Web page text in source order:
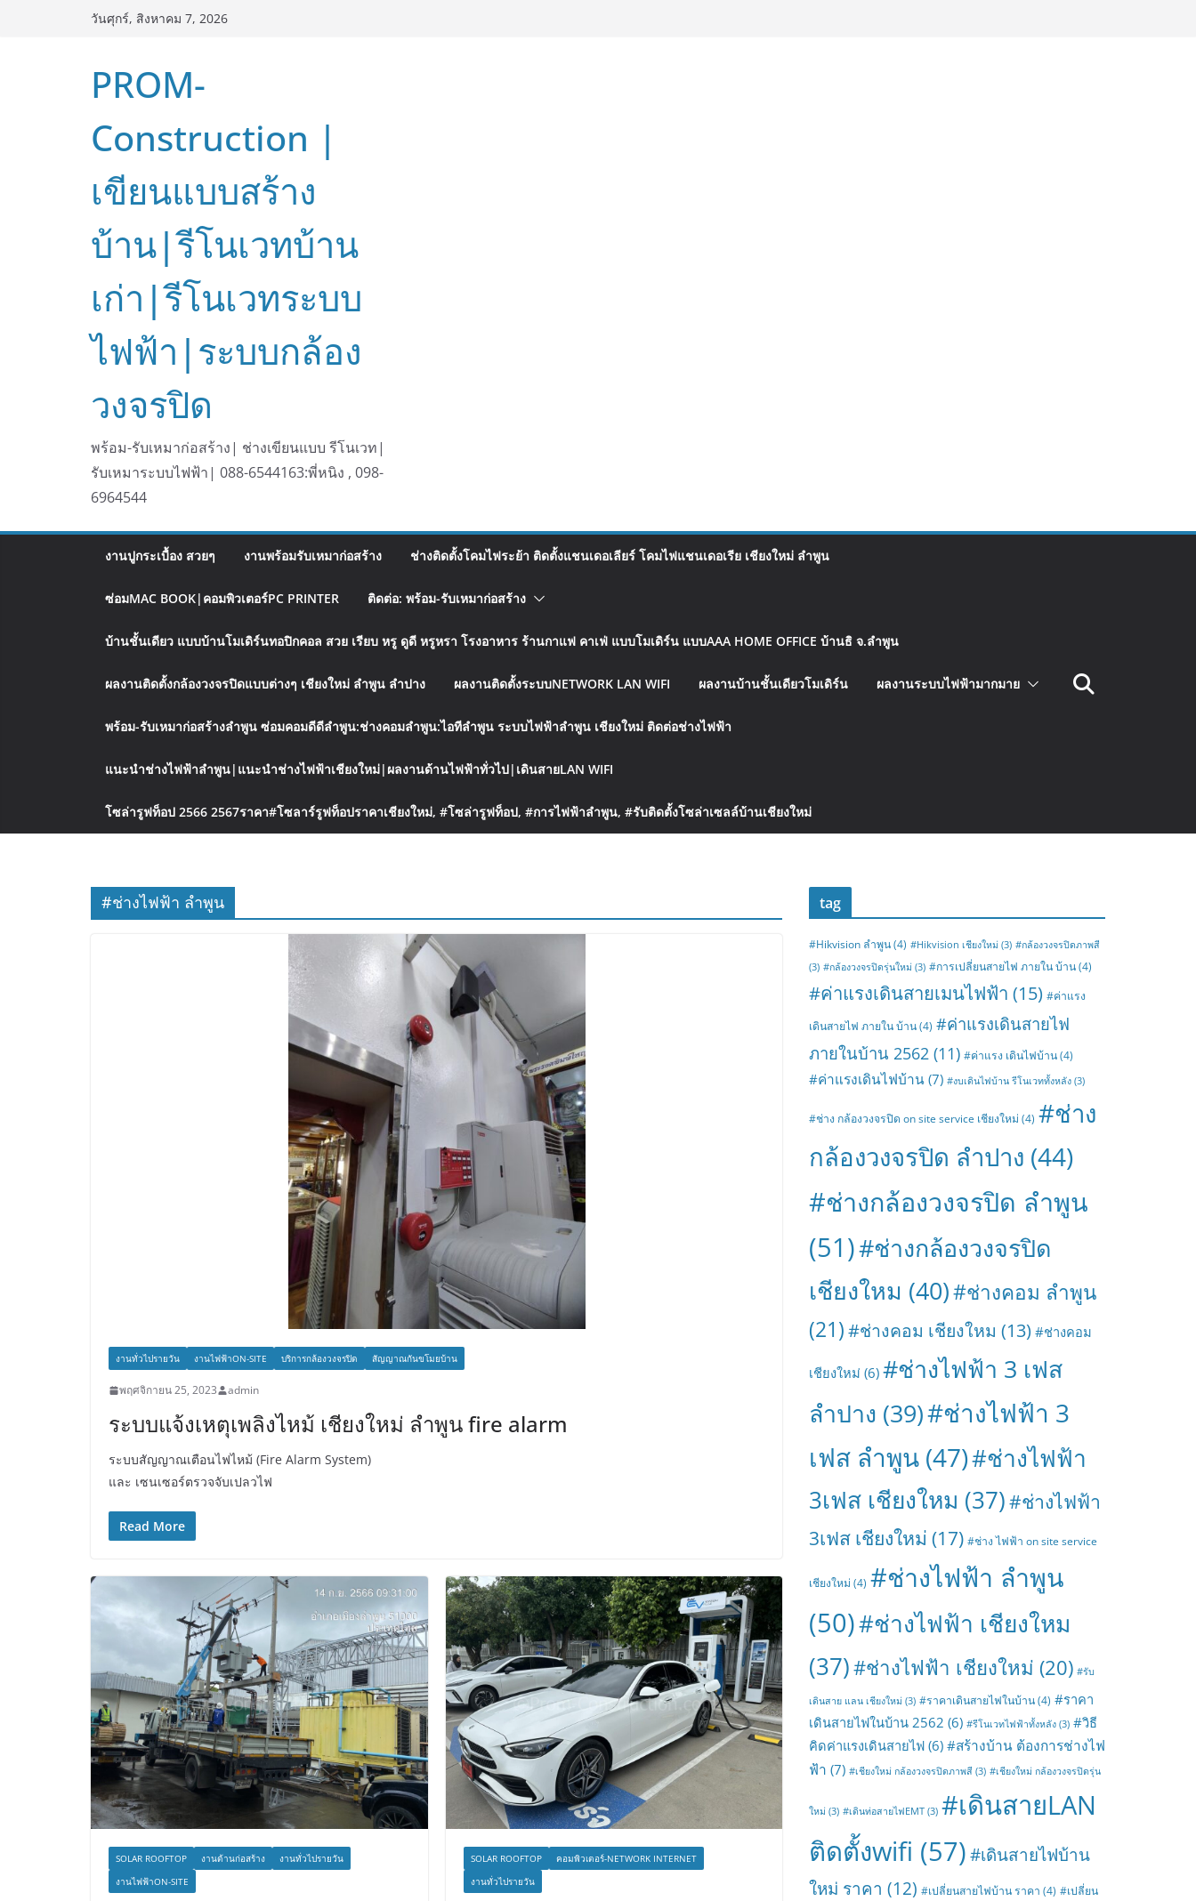
วันศุกร์, สิงหาคม 7, 2026
PROM-
Construction |
เขียนแบบสร้าง
บ้าน|รีโนเวทบ้าน
เก่า|รีโนเวทระบบ
ไฟฟ้า|ระบบกล้อง
วงจรปิด
พร้อม-รับเหมาก่อสร้าง| ช่างเขียนแบบ รีโนเวท|
รับเหมาระบบไฟฟ้า| 088-6544163:พี่หนิง , 098-
6964544
งานปูกระเบื้อง สวยๆ งานพร้อมรับเหมาก่อสร้าง ช่างติดตั้งโคมไฟระย้า ติดตั้งแชนเดอเลียร์ โคมไฟแชนเดอเรีย เชียงใหม่ ลำพูน
ซ่อมMAC BOOK|คอมพิวเตอร์PC PRINTER ติดต่อ: พร้อม-รับเหมาก่อสร้าง
บ้านชั้นเดียว แบบบ้านโมเดิร์นทอปิกคอล สวย เรียบ หรู ดูดี หรูหรา โรงอาหาร ร้านกาแฟ คาเฟ่ แบบโมเดิร์น แบบAAA HOME OFFICE บ้านธิ จ.ลำพูน
ผลงานติดตั้งกล้องวงจรปิดแบบต่างๆ เชียงใหม่ ลำพูน ลำปาง ผลงานติดตั้งระบบNETWORK LAN WIFI ผลงานบ้านชั้นเดียวโมเดิร์น ผลงานระบบไฟฟ้ามากมาย
พร้อม-รับเหมาก่อสร้างลำพูน ซ่อมคอมดีดีลำพูน:ช่างคอมลำพูน:ไอทีลำพูน ระบบไฟฟ้าลำพูน เชียงใหม่ ติดต่อช่างไฟฟ้า
แนะนำช่างไฟฟ้าลำพูน|แนะนำช่างไฟฟ้าเชียงใหม่|ผลงานด้านไฟฟ้าทั่วไป|เดินสายLAN WIFI
โซล่ารูฟท็อป 2566 2567ราคา#โซลาร์รูฟท็อปราคาเชียงใหม่, #โซล่ารูฟท็อป, #การไฟฟ้าลำพูน, #รับติดตั้งโซล่าเซลล์บ้านเชียงใหม่
#ช่างไฟฟ้า ลำพูน
งานทั่วไปรายวัน งานไฟฟ้าON-SITE บริการกล้องวงจรปิด สัญญาณกันขโมยบ้าน
พฤศจิกายน 25, 2023 admin
ระบบแจ้งเหตุเพลิงไหม้ เชียงใหม่ ลำพูน fire alarm
ระบบสัญญาณเตือนไฟไหม้ (Fire Alarm System)
และ เซนเซอร์ตรวจจับเปลวไฟ
Read More
SOLAR ROOFTOP งานด้านก่อสร้าง
งานทั่วไปรายวัน
งานไฟฟ้าON-SITE
SOLAR ROOFTOP
คอมพิวเตอร์-NETWORK INTERNET
งานทั่วไปรายวัน
tag
#Hikvision ลำพูน(4) #Hikvision เชียงใหม่ (3) #กล้องวงจรปิดภาพสี
(3) #กล้องวงจรปิดรุ่นใหม่ (3) #การเปลี่ยนสายไฟ ภายใน บ้าน(4)
#ค่าแรงเดินสายเมนไฟฟ้า (15) #ค่าแรง
เดินสายไฟ ภายใน บ้าน(4) #ค่าแรงเดินสายไฟ
ภายในบ้าน 2562 (11) #ค่าแรง เดินไฟบ้าน(4)
#ค่าแรงเดินไฟบ้าน(7) #งบเดินไฟบ้าน รีโนเวททั้งหลัง (3)
#ช่าง กล้องวงจรปิด on site service เชียงใหม่ (4) #ช่าง
กล้องวงจรปิด ลำปาง (44)
#ช่างกล้องวงจรปิด ลำพูน
(51)#ช่างกล้องวงจรปิด
เชียงใหม (40)#ช่างคอม ลำพูน
(21)#ช่างคอม เชียงใหม (13) #ช่างคอม
เชียงใหม่ (6) #ช่างไฟฟ้า 3 เฟส
ลำปาง (39)#ช่างไฟฟ้า 3
เฟส ลำพูน (47)#ช่างไฟฟ้า
3เฟส เชียงใหม (37)#ช่างไฟฟ้า
3เฟส เชียงใหม่ (17) #ช่าง ไฟฟ้า on site service
เชียงใหม่ (4) #ช่างไฟฟ้า ลำพูน
(50)#ช่างไฟฟ้า เชียงใหม
(37)#ช่างไฟฟ้า เชียงใหม่ (20) #รับ
เดินสาย แลน เชียงใหม่ (3) #ราคาเดินสายไฟในบ้าน(4) #ราคา
เดินสายไฟในบ้าน 2562 (6) #รีโนเวทไฟฟ้าทั้งหลัง (3) #วิธี
คิดค่าแรงเดินสายไฟ (6) #สร้างบ้าน ต้องการช่างไฟ
ฟ้า (7) #เชียงใหม่ กล้องวงจรปิดภาพสี (3) #เชียงใหม่ กล้องวงจรปิดรุ่น
ใหม่ (3) #เดินท่อสายไฟEMT (3) #เดินสายLAN
ติดตั้งwifi (57)#เดินสายไฟบ้าน
ใหม่ ราคา (12) #เปลี่ยนสายไฟบ้าน ราคา (4) #เปลี่ยน